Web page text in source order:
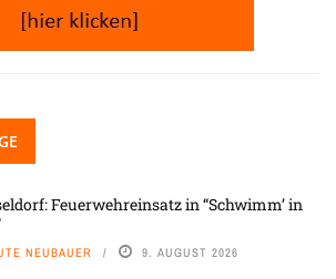
Feuerwehreinsatz in “Schwimm’ in
NEUBAUER 9. AUGUST 2026